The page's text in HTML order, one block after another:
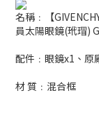
名稱﹕【
員太陽眼鏡(玳瑁)
配件﹕眼鏡x1、原
材 質﹕混合框